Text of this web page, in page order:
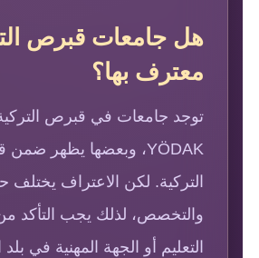
هل جامعات قبرص
معترف بها؟
توجد جامعات في قبرص
التركية. لكن الاعتراف
والتخصص، لذلك يجب التأكد
التعليم أو الجهة المهنية في